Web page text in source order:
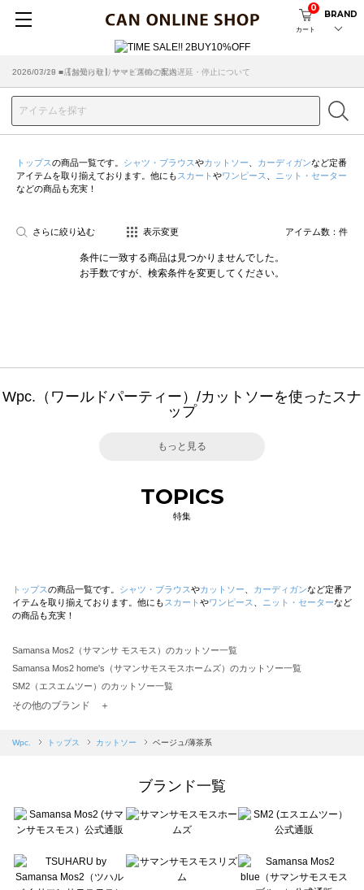
カート
0
BRAND
2026/07/29 ■【お知らせ】ヤマト運輸の配送遅延・停止について
2026/03/18 ■店舗受け取りサービスのご案内
トップスの商品一覧です。 シャツ・ブラウスやカットソー カーディガンなど定番
アイテムを取り揃えております。他にも スカート やワンピース
ニット・セーター
などの商品も充実！
さらに絞り込む 表示変更 アイテム数： 件
条件に一致する商品は見つかりませんでした。
お手数ですが、検索条件を変更してください。
Wpc.（ワールドパーティー）/カットソーを使ったスナ
ップ
もっと見る
TOPICS
特集
トップスの商品一覧です。 シャツ・ブラウスやカットソー カーディガンなど定番ア
イテムを取り揃えております。他にも スカート やワンピース ニット・セーターなど
の商品も充実！
Samansa Mos2（サマンサ モスモス）のカットソー一覧
Samansa Mos2 home's（サマンサモスモスホームズ）のカットソー一覧
SM2（エスエムツー）のカットソー一覧
TSUHARU by Samansa Mos2（ツハルバイサマンサモスモス）のカットソー一覧
Samansa Mos2 blue（サマンサモスモス ブルー）のカットソー一覧
sō4ū（ソウフォーユー）のカットソー一覧
Te chichi（テチチ）のカットソー一覧
Te chichi CLASSIC（テチチ クラシック）のカットソー一覧
Lugnoncure（ルノンキュール）のカットソー一覧
BETTY'S BLUE（べティーズブルー）のカットソー一覧
その他のブランド ＋
Wpc. トップス カットソー ベージュ/薄茶系
ブランド一覧